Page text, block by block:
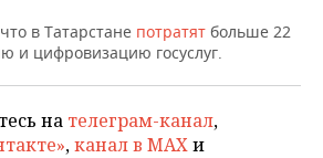
в Татарстане потратят больше 22
и цифровизацию госуслуг.
на телеграм-канал,
,канал в MAXи